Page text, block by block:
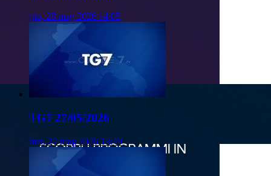
gio, 28 mag 2026 14:05
TG7 27/05/2026
mer, 27 mag 2026 13:49